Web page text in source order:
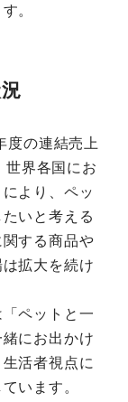
。
度の連結売上
世界各国にお
より、ペッ
いと考える
関する商品や
拡大を続け
ペットと一
にお出かけ
活者視点に
います。